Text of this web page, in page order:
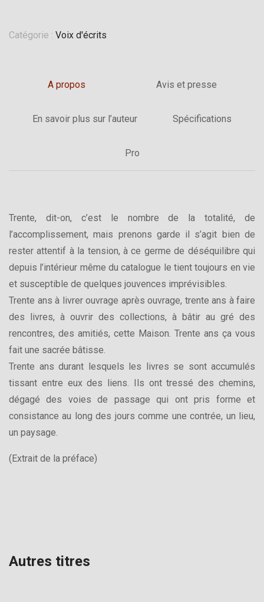
Catégorie : Voix d'écrits
A propos Avis et presse
En savoir plus sur l’auteur Spécifications
Pro
Trente, dit-on, c’est le nombre de la totalité, de
l’accomplissement, mais prenons garde il s’agit bien de
rester attentif à la tension, à ce germe de déséquilibre qui
depuis l’intérieur même du catalogue le tient toujours en vie
et susceptible de quelques jouvences imprévisibles.
Trente ans à livrer ouvrage après ouvrage, trente ans à faire
des livres, à ouvrir des collections, à bâtir au gré des
rencontres, des amitiés, cette Maison. Trente ans ça vous
fait une sacrée bâtisse.
Trente ans durant lesquels les livres se sont accumulés
tissant entre eux des liens. Ils ont tressé des chemins,
dégagé des voies de passage qui ont pris forme et
consistance au long des jours comme une contrée, un lieu,
un paysage.
(Extrait de la préface)
Autres titres